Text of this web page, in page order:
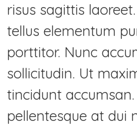
risus sagittis
tellus elementum
porttitor. Nunc
sollicitudin. Ut
tincidunt accumsan.
pellentesque at dui